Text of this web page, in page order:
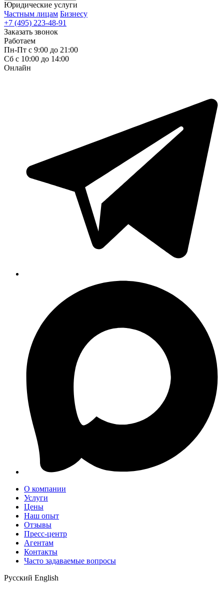
Юридические услуги
Частным лицам Бизнесу
+7 (495) 223-48-91
Заказать звонок
Работаем
Пн-Пт с 9:00 до 21:00
Сб с 10:00 до 14:00
Онлайн
О компании
Услуги
Цены
Наш опыт
Отзывы
Пресс-центр
Агентам
Контакты
Часто задаваемые вопросы
Русский English